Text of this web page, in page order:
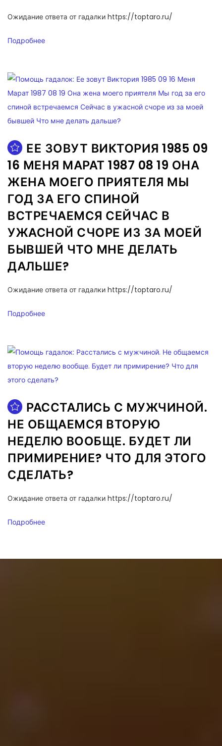
Ожидание ответа от гадалки https://toptaro.ru/
Подробнее
ЕЕ ЗОВУТ ВИКТОРИЯ 1985 09
16 МЕНЯ МАРАТ 1987 08 19 ОНА
ЖЕНА МОЕГО ПРИЯТЕЛЯ МЫ
ГОД ЗА ЕГО СПИНОЙ
ВСТРЕЧАЕМСЯ СЕЙЧАС В
УЖАСНОЙ СЧОРЕ ИЗ ЗА МОЕЙ
БЫВШЕЙ ЧТО МНЕ ДЕЛАТЬ
ДАЛЬШЕ?
Ожидание ответа от гадалки https://toptaro.ru/
Подробнее
РАССТАЛИСЬ С МУЖЧИНОЙ.
НЕ ОБЩАЕМСЯ ВТОРУЮ
НЕДЕЛЮ ВООБЩЕ. БУДЕТ ЛИ
ПРИМИРЕНИЕ? ЧТО ДЛЯ ЭТОГО
СДЕЛАТЬ?
Ожидание ответа от гадалки https://toptaro.ru/
Подробнее